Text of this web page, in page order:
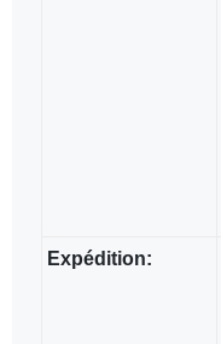
Expédition: